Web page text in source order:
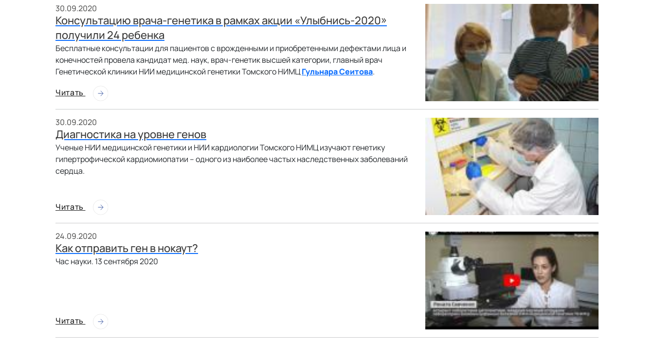
30.09.2020
Консультацию врача-генетика в рамках акции «Улыбнись-2020»
получили 24 ребенка
Бесплатные консультации для пациентов с врожденными и приобретенными дефектами лица и
конечностей провела кандидат мед. наук, врач-генетик высшей категории, главный врач
Генетической клиники НИИ медицинской генетики Томского НИМЦГульнара Сеитова.
Читать
30.09.2020
Диагностика на уровне генов
Ученые НИИ медицинской генетики и НИИ кардиологии Томского НИМЦ изучают генетику
гипертрофической кардиомиопатии – одного из наиболее частых наследственных заболеваний
сердца.
Читать
24.09.2020
Как отправить ген в нокаут?
Час науки. 13 сентября 2020
Читать